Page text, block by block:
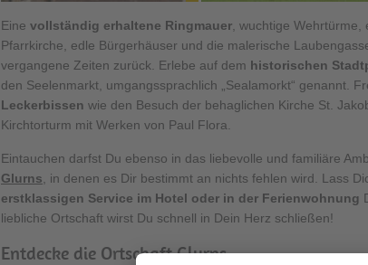
Eine vollständig erhaltene Ringmauer , wuchtige
Pfarrkirche, edle Bürgerhäuser und die malerische
vergangene Zeiten zurück. Erlebe auf dem historischen
den Seelenmarkt, umgangssprachlich „Sealamorkt“ genannt.
Leckerbissen wie den Besuch der behaglichen Kirche St.
Kirchtorturm mit Werken von Paul Flora.
Eintauchen darfst Du ebenso in das liebevolle und familiäre
Glurns , in denen es Dir bestimmt an nichts fehlen wird. Lass
erstklassigen Service im Hotel oder in der Ferienwohnung
liebliche Ortschaft wirst Du schnell in Dein Herz schließen!
Entdecke die Ortschaft Glurns ...